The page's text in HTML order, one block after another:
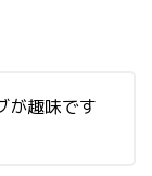
が趣味です